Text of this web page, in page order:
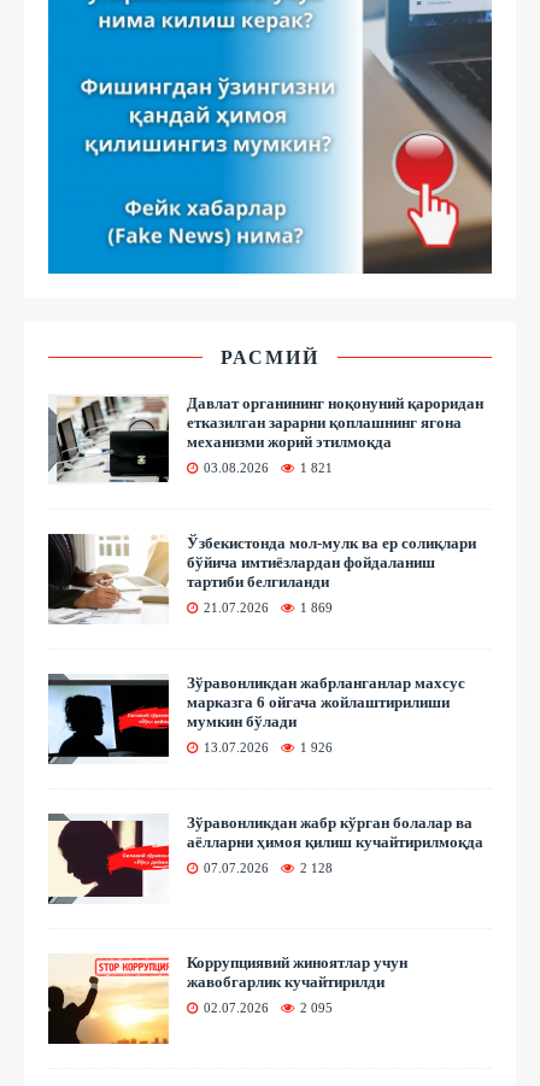
РАСМИЙ
Давлат органининг ноқонуний қароридан
етказилган зарарни қоплашнинг ягона
механизми жорий этилмоқда
03.08.2026 1 821
Ўзбекистонда мол-мулк ва ер солиқлари
бўйича имтиёзлардан фойдаланиш
тартиби белгиланди
21.07.2026 1 869
Зўравонликдан жабрланганлар махсус
марказга 6 ойгача жойлаштирилиши
мумкин бўлади
13.07.2026 1 926
Зўравонликдан жабр кўрган болалар ва
аёлларни ҳимоя қилиш кучайтирилмоқда
07.07.2026 2 128
Коррупциявий жиноятлар учун
жавобгарлик кучайтирилди
02.07.2026 2 095